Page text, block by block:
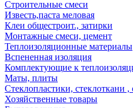
Строительные смеси
Известь,паста меловая
Клеи общестроит., затирки
Монтажные смеси, цемент
Теплоизоляционные материалы
Вспененная изоляция
Комплектующие к
Маты, плиты
Стеклопластики, стеклоткани
Хозяйственные товары